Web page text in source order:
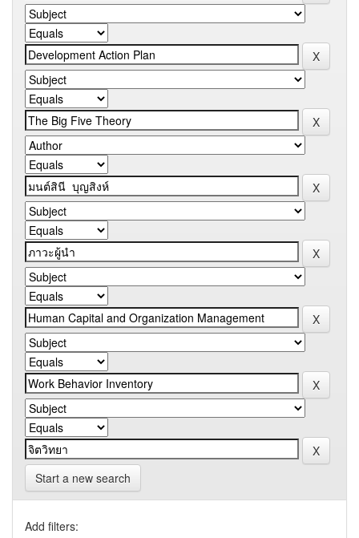
Start a new search
Add filters: